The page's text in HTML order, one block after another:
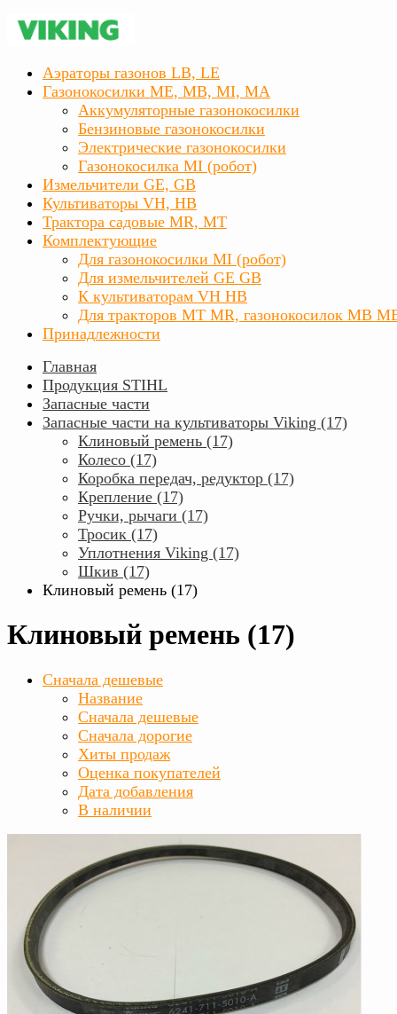
Аэраторы газонов LB, LE
Газонокосилки ME, MB, MI, MA
Аккумуляторные газонокосилки
Бензиновые газонокосилки
Электрические газонокосилки
Газонокосилка MI (робот)
Измельчители GE, GB
Культиваторы VH, HB
Трактора садовые MR, MT
Комплектующие
Для газонокосилки MI (робот)
Для измельчителей GE GB
К культиваторам VH HB
Для тракторов МТ MR, газонокосилок MB
Принадлежности
Главная
Продукция STIHL
Запасные части
Запасные части на культиваторы Viking (17)
Клиновый ремень (17)
Колесо (17)
Коробка передач, редуктор (17)
Крепление (17)
Ручки, рычаги (17)
Тросик (17)
Уплотнения Viking (17)
Шкив (17)
Клиновый ремень (17)
Клиновый ремень (17)
Сначала дешевые
Название
Сначала дешевые
Сначала дорогие
Хиты продаж
Оценка покупателей
Дата добавления
В наличии